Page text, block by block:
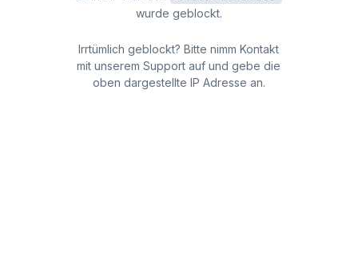
wurde geblockt.
Irrtümlich geblockt? Bitte nimm Kontakt
mit unserem Support auf und gebe die
oben dargestellte IP Adresse an.